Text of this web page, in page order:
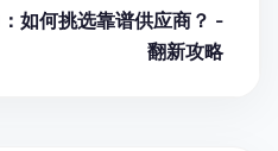
如何挑选靠谱供应商？ -
翻新攻略